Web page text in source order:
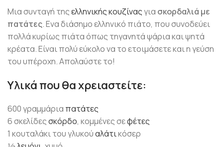
Μια συνταγή τηςελληνικής κουζίναςγια σκορδαλιά με
πατάτες. Ενα διάσημο ελληνικό πιάτο, που συνοδεύει
πολλά κυρίως πιάτα όπως τηγανητά ψάρια και ψητά
κρέατα. Είναι πολύ εύκολο να το ετοιμάσετε και η γεύση
του υπέροχη. Απολαύστε το!
Υλικά που θα χρειαστείτε:
600 γραμμάρια πατάτες
6 σκελίδεςσκόρδο, κομμένες σεφέτες
1 κουταλάκι του γλυκούαλάτικόσερ